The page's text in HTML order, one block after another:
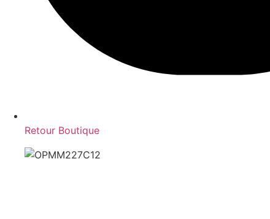
Retour Boutique